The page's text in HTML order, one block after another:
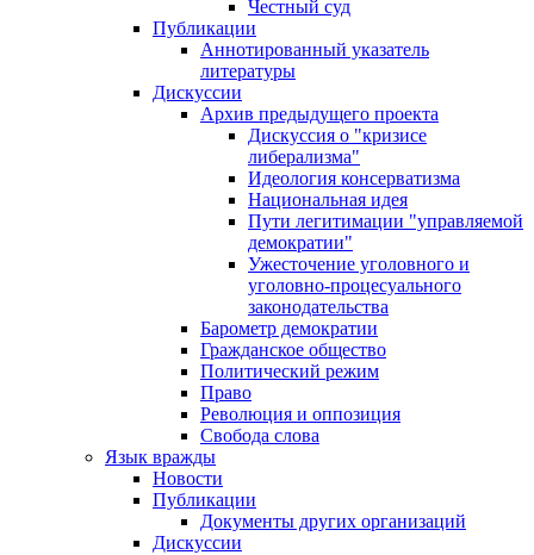
Честный суд
Публикации
Аннотированный указатель
литературы
Дискуссии
Архив предыдущего проекта
Дискуссия о "кризисе
либерализма"
Идеология консерватизма
Национальная идея
Пути легитимации "управляемой
демократии"
Ужесточение уголовного и
уголовно-процесуального
законодательства
Барометр демократии
Гражданское общество
Политический режим
Право
Революция и оппозиция
Свобода слова
Язык вражды
Новости
Публикации
Документы других организаций
Дискуссии